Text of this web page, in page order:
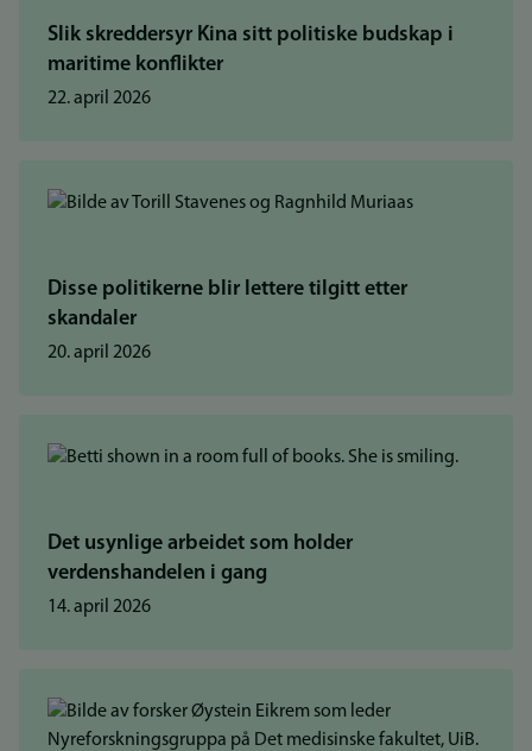
Slik skreddersyr Kina sitt politiske budskap i
maritime konflikter
22. april 2026
Disse politikerne blir lettere tilgitt etter
skandaler
20. april 2026
Det usynlige arbeidet som holder
verdenshandelen i gang
14. april 2026